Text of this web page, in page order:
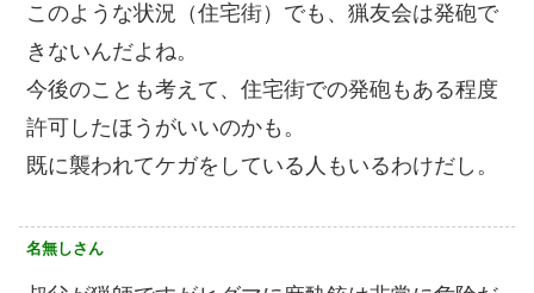
このような状況（住宅街）でも、猟友会は発砲で
きないんだよね。
今後のことも考えて、住宅街での発砲もある程度
許可したほうがいいのかも。
既に襲われてケガをしている人もいるわけだし。
名無しさん